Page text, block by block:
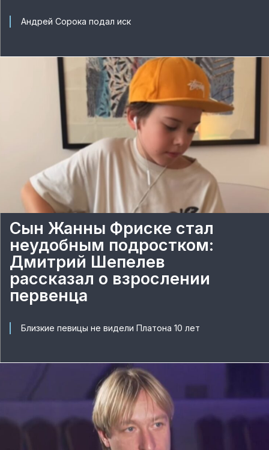
Андрей Сорока подал иск
Сын Жанны Фриске стал
неудобным подростком:
Дмитрий Шепелев
рассказал о взрослении
первенца
Близкие певицы не видели Платона 10 лет